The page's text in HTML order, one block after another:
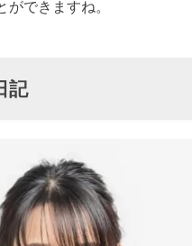
できますね。
記